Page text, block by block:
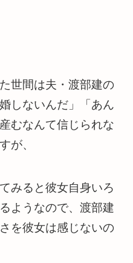
世間は夫・渡部建の
しないんだ」「あん
むなんて信じられな
が、
みると彼女自身いろ
ようなので、渡部建
を彼女は感じないの